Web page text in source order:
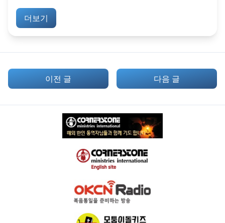
더보기
이전 글 다음 글